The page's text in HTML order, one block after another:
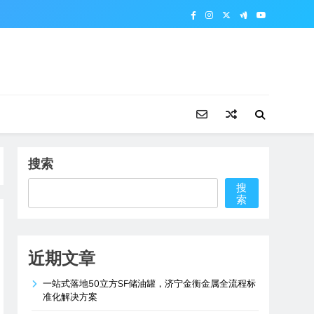
搜索
搜
索
近期文章
一站式落地50立方SF储油罐，济宁金衡金属全流程标
准化解决方案